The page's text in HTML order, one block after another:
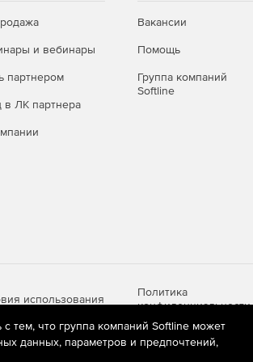
и вебинары
партнером
в ЛК партнера
Вакансии
Помощь
Группа компаний
Softline
использования
Политика
конфиденциальности
тем, что группа компаний Softline может
данных, параметров и предпочтений,